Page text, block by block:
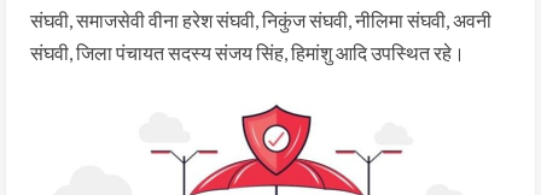
संघवी, समाजसेवी वीना हरेश संघवी, निकुंज संघवी, नीलिमा संघवी, अवनी
संघवी, जिला पंचायत सदस्य संजय सिंह, हिमांशु आदि उपस्थित रहे।